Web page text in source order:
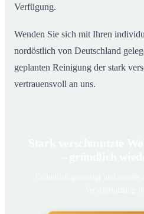
Verfügung.
Wenden Sie sich mit Ihren
nordöstlich von Deutschland
geplanten Reinigung der stark
vertrauensvoll an uns.